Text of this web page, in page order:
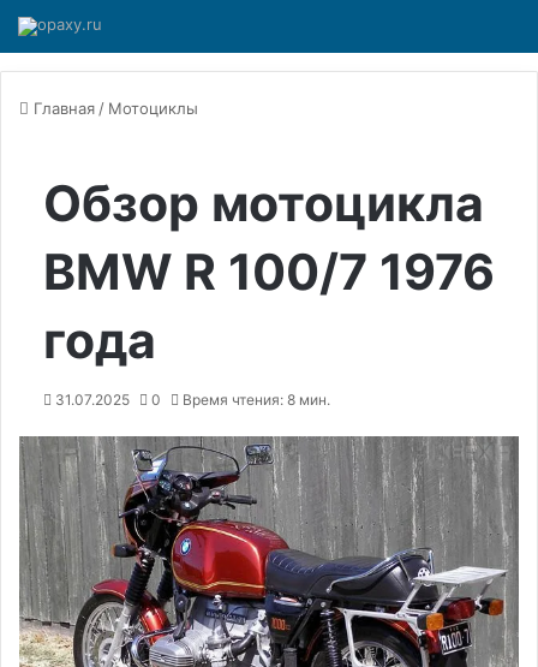
Главная / Мотоциклы
Обзор мотоцикла
BMW R 100/7 1976
года
31.07.2025 0 Время чтения: 8 мин.